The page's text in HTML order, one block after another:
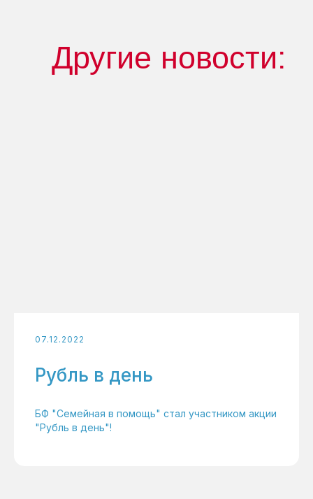
Другие новости:
07.12.2022
Рубль в день
БФ "Семейная в помощь" стал участником акции
"Рубль в день"!